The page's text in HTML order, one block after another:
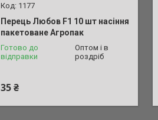
1177
Перець Любов F1 10 шт насіння
пакетоване Агропак
Готово до
відправки
Оптом і в
роздріб
35 ₴